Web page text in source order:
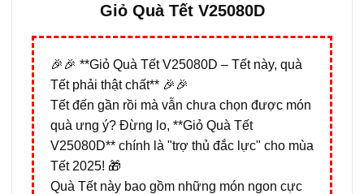
Giỏ Quà Tết V25080D
🎉🎉 **Giỏ Quà Tết V25080D – Tết này, quà
Tết phải thật chất** 🎉🎉
Tết đến gần rồi mà vẫn chưa chọn được món
quà ưng ý? Đừng lo, **Giỏ Quà Tết
V25080D** chính là "trợ thủ đắc lực" cho mùa
Tết 2025! 🎁
Quà Tết này bao gồm những món ngon cực